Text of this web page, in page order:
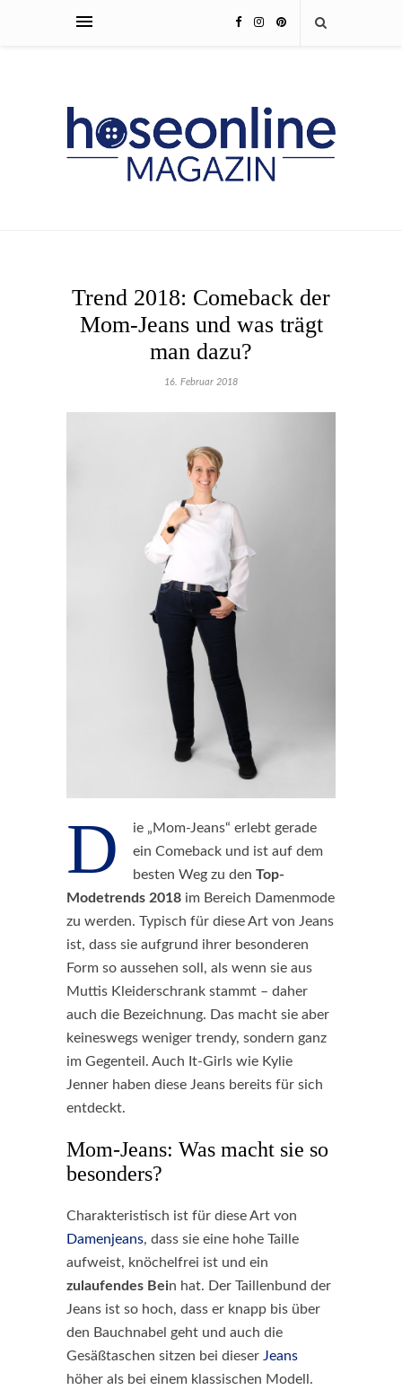
Trend 2018: Comeback der
Mom-Jeans und was trägt
man dazu?
16. Februar 2018
D
ie „Mom-Jeans“ erlebt gerade
ein Comeback und ist auf dem
besten Weg zu den Top-
Modetrends 2018 im Bereich Damenmode
zu werden. Typisch für diese Art von Jeans
ist, dass sie aufgrund ihrer besonderen
Form so aussehen soll, als wenn sie aus
Muttis Kleiderschrank stammt – daher
auch die Bezeichnung. Das macht sie aber
keineswegs weniger trendy, sondern ganz
im Gegenteil. Auch It-Girls wie Kylie
Jenner haben diese Jeans bereits für sich
entdeckt.
Mom-Jeans: Was macht sie so
besonders?
Charakteristisch ist für diese Art von
Damenjeans, dass sie eine hohe Taille
aufweist, knöchelfrei ist und ein
zulaufendes Bein hat. Der Taillenbund der
Jeans ist so hoch, dass er knapp bis über
den Bauchnabel geht und auch die
Gesäßtaschen sitzen bei dieser Jeans
höher als bei einem klassischen Modell.